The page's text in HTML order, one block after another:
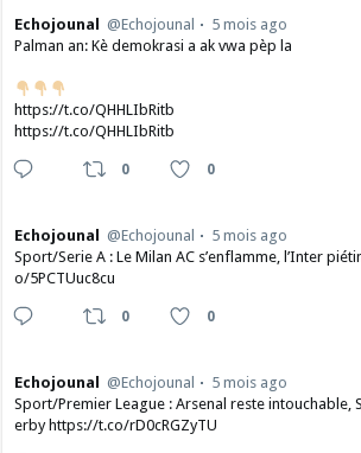
Echojounal @Echojounal
5 mois ago
Palman an: Kè demokrasi a ak vwa pèp la
https://t.co/QHHLIbRitb
https://t.co/QHHLIbRitb
0 0
Echojounal @Echojounal
5 mois ago
Sport/Serie A : Le Milan AC s’enflamme, l’Inter
o/5PCTUuc8cu
0 0
Echojounal @Echojounal
5 mois ago
Sport/Premier League : Arsenal reste intouchable,
erby https://t.co/rD0cRGZyTU